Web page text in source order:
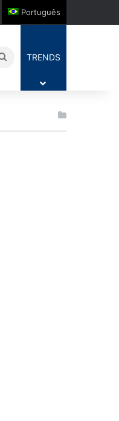
Português
BuscarTRENDS